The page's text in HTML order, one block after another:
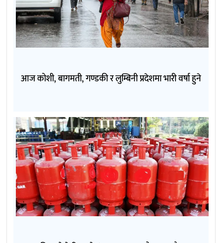
आज कोशी, बागमती, गण्डकी र लुम्बिनी प्रदेशमा भारी वर्षा हुने